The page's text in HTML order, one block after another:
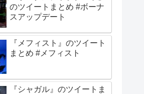
のツイートまとめ #ボーナ
スアップデート
『メフィスト』のツイート
まとめ #メフィスト
『シャガル』のツイートま